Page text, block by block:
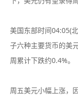
美国东部时间04:05(
子六种主要货币的美
周累计下跌约0.4%。
周五美元小幅上涨，